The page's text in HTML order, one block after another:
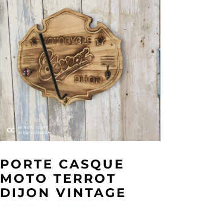
PORTE CASQUE
MOTO TERROT
DIJON VINTAGE